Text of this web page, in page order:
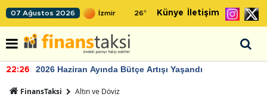
07 Ağustos 2026 26° Künye İletişim
22:26 2026 Haziran Ayında Bütçe Artışı Yaşandı
FinansTaksi Altın ve Döviz